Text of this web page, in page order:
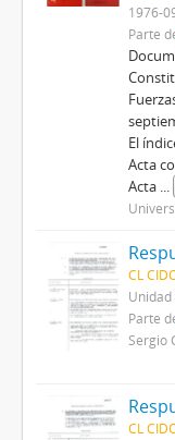
1976-
Parte
El
Acta
Acta ...
CL
Parte
Sergio
CL